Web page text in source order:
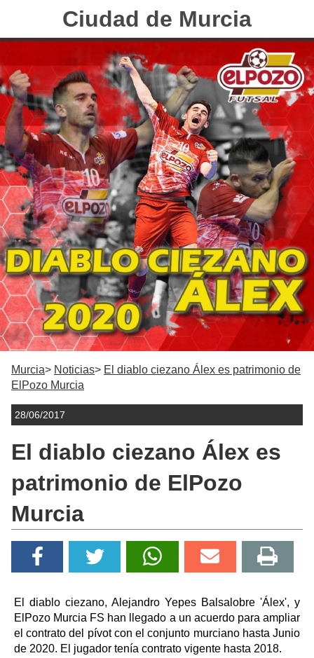
Ciudad de Murcia
Murcia Noticias
El diablo ciezano Álex es patrimonio de
ElPozo Murcia
28/06/2017
El diablo ciezano Álex es
patrimonio de ElPozo
Murcia
El diablo ciezano, Alejandro Yepes Balsalobre 'Álex', y
ElPozo Murcia FS han llegado a un acuerdo para ampliar
el contrato del pívot con el conjunto murciano hasta Junio
de 2020. El jugador tenía contrato vigente hasta 2018.